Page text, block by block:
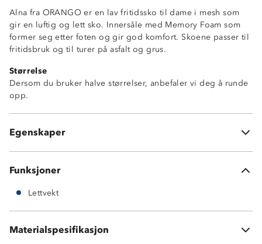
Alna fra ORANGO er en lav fritidssko til dame i mesh som
gir en luftig og lett sko. Innersåle med Memory Foam som
former seg etter foten og gir god komfort. Skoene passer til
fritidsbruk og til turer på asfalt og grus.
Størrelse
Dersom du bruker halve størrelser, anbefaler vi deg å runde
opp.
Egenskaper
Lettvekt
Funksjoner
Lettvekt
Materialspesifikasjon
Tåler ikke maskinvask